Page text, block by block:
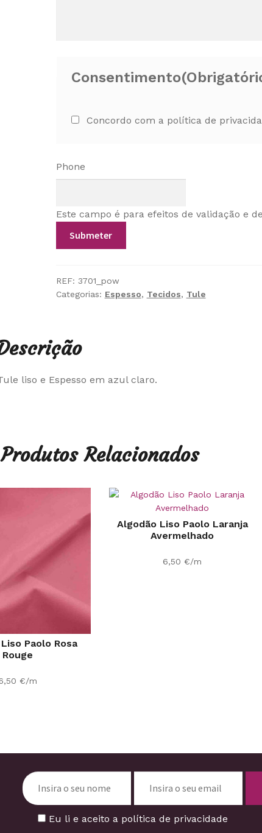
Consentimento
Concordo com a política de
Phone
Este campo é para efeitos de validação e
REF: 3701_pow
Categorias: Espesso, Tecidos, Tule
liso e Espesso em azul claro.
Produtos Relacionados
Paolo Rosa
Rouge
€/m
Algodão Liso Paolo Laranja
Avermelhado
6,50 €/m
Eu li e aceito a política de privacidade